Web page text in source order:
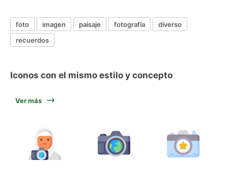
foto imagen paisaje fotografía
diverso
recuerdos
Iconos con el mismo estilo y concepto
Ver más